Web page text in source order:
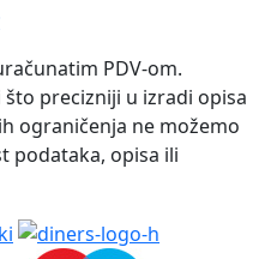
PDV-om.
precizniji u izradi opisa
ograničenja ne možemo
podataka, opisa ili